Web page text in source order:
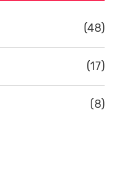
(48)
(17)
(8)